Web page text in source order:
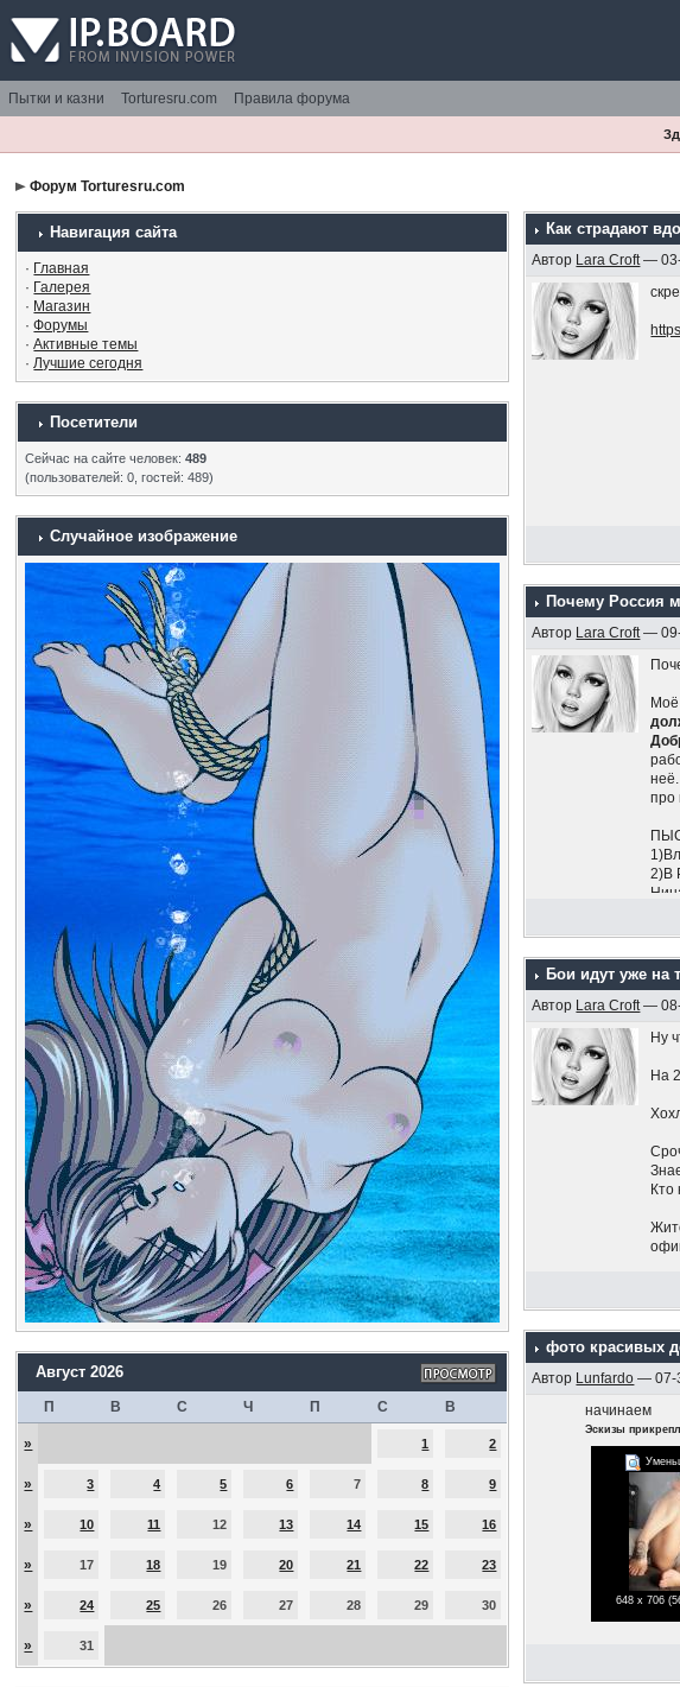
Пытки и казни Torturesru.com Правила форума
Форум Torturesru.com
Навигация сайта
· Главная
· Галерея
· Магазин
·Форумы
·Активные темы
·Лучшие сегодня
Посетители
Сейчас на сайте человек:489
(пользователей: 0, гостей: 489)
Случайное изображение
Август 2026
П В С Ч П С В
» 1 2
» 3 4 5 6 7 8 9
» 10 11 12 13 14 15 16
» 17 18 19 20 21 22 23
» 24 25 26 27 28 29 30
» 31
Как страдают
Автор Lara Croft— 03-
Почему Россия
Автор Lara Croft— 09-
Моё
про
2)В
Бои идут уже на
Автор Lara Croft— 08-
Ну
На
Кто
Нет
фото красивых
Автор Lunfardo — 07-
начинаем
Эскизы
648 x 706